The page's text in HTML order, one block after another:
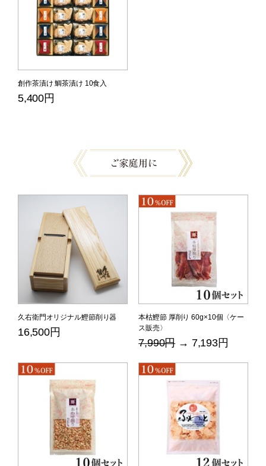
創作茶漬け 鯛茶漬け 10食入
5,400円
久右衛門オリジナル鰹節削り器
16,500円
本枯鰹節 厚削り 60g×10個〈ケー
ス販売〉
7,990円→ 7,193円